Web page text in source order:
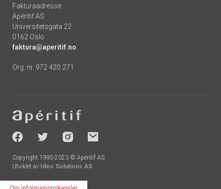
Fakturaadresse:
Apéritif AS
Universitetsgata 22
0162 Oslo
faktura@aperitif.no
Org. nr. 972 420 271
-
socials
Copyright 1995-2023 © Apéritif AS
Utviklet av Ideo Solutions AS